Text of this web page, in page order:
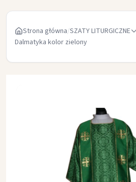
Strona główna/SZATY LITURGICZNE
Dalmatyka kolor zielony